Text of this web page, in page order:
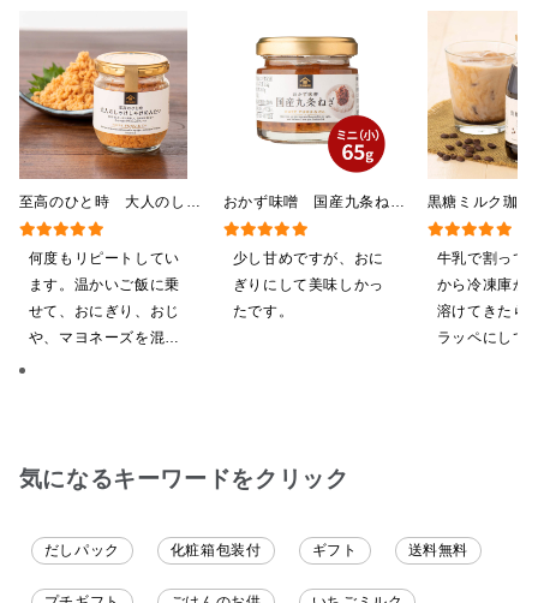
黒糖ミルク珈
275ml （ドリ
希釈タイプ）
牛乳で割って
から冷凍庫か
溶けてきたら
ラッペにして
至高のひと時 大人のしゃ
けしゃけめんたい
80g【鮭ほぐし・フレー
ク】
何度もリピートしてい
ます。温かいご飯に乗
せて、おにぎり、おじ
や、マヨネーズを混ぜ
おかず味噌 国産九条ね
ぎ ミニサイズ 65g
少し甘めですが、おに
ぎりにして美味しかっ
たです。
気になるキーワードをクリック
だしパック 化粧箱包装付 ギフト 送料無料